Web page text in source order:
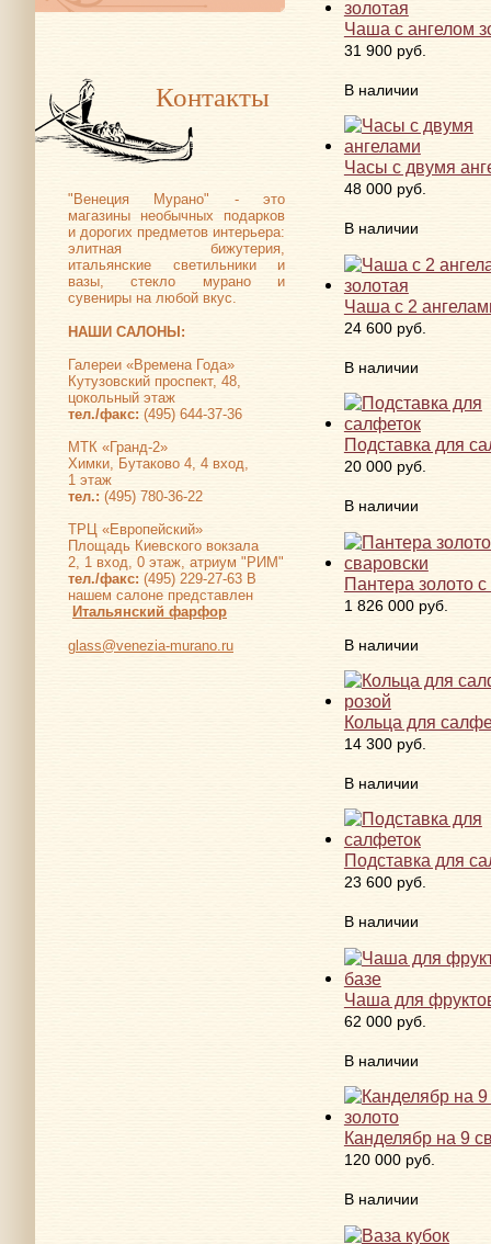
Контакты
"Венеция Мурано" - это
магазины необычных подарков
и дорогих предметов интерьера:
элитная бижутерия,
итальянские светильники и
вазы, стекло мурано и
сувениры на любой вкус.
НАШИ САЛОНЫ:
Галереи «Времена Года»
Кутузовский проспект, 48,
цокольный этаж
тел./факс: (495) 644-37-36
МТК «Гранд-2»
Химки, Бутаково 4, 4 вход,
1 этаж
тел.: (495) 780-36-22
ТРЦ «Европейский»
Площадь Киевского вокзала
2, 1 вход, 0 этаж, атриум "РИМ"
тел./факс: (495) 229-27-63 В
нашем салоне представлен
Итальянский фарфор
glass@venezia-murano.ru
Чаша с ангелом
31 900 руб.
В наличии
Часы с двумя
48 000 руб.
В наличии
Чаша с 2
24 600 руб.
В наличии
Подставка для
20 000 руб.
В наличии
Пантера золото
1 826 000 руб.
В наличии
Кольца для
14 300 руб.
В наличии
Подставка для
23 600 руб.
В наличии
Чаша для
62 000 руб.
В наличии
Канделябр на 9
120 000 руб.
В наличии